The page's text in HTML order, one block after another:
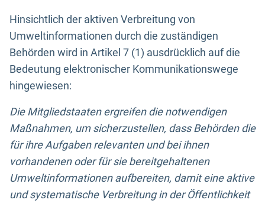
Hinsichtlich der aktiven Verbreitung von
Umweltinformationen durch die zuständigen
Behörden wird in Artikel 7 (1) ausdrücklich auf die
Bedeutung elektronischer Kommunikationswege
hingewiesen:
Die Mitgliedstaaten ergreifen die notwendigen
Maßnahmen, um sicherzustellen, dass Behörden die
für ihre Aufgaben relevanten und bei ihnen
vorhandenen oder für sie bereitgehaltenen
Umweltinformationen aufbereiten, damit eine aktive
und systematische Verbreitung in der Öffentlichkeit